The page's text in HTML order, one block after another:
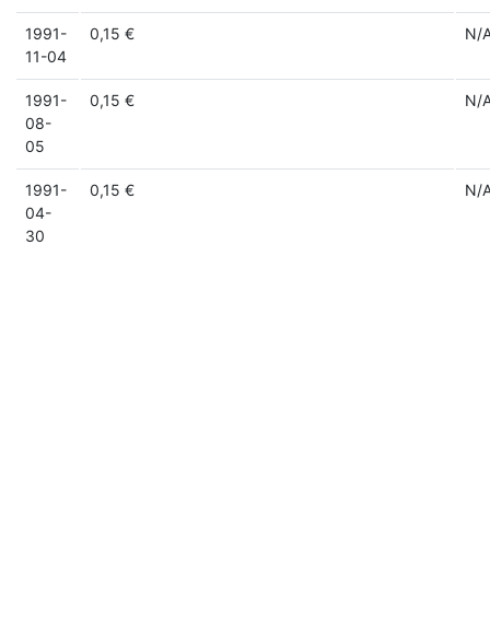
1991-
11-04
0,15 € N/
1991-
08-
05
0,15 € N/
1991-
04-
30
0,15 € N/